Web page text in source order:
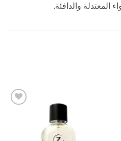
المعتدلة والدافئة.